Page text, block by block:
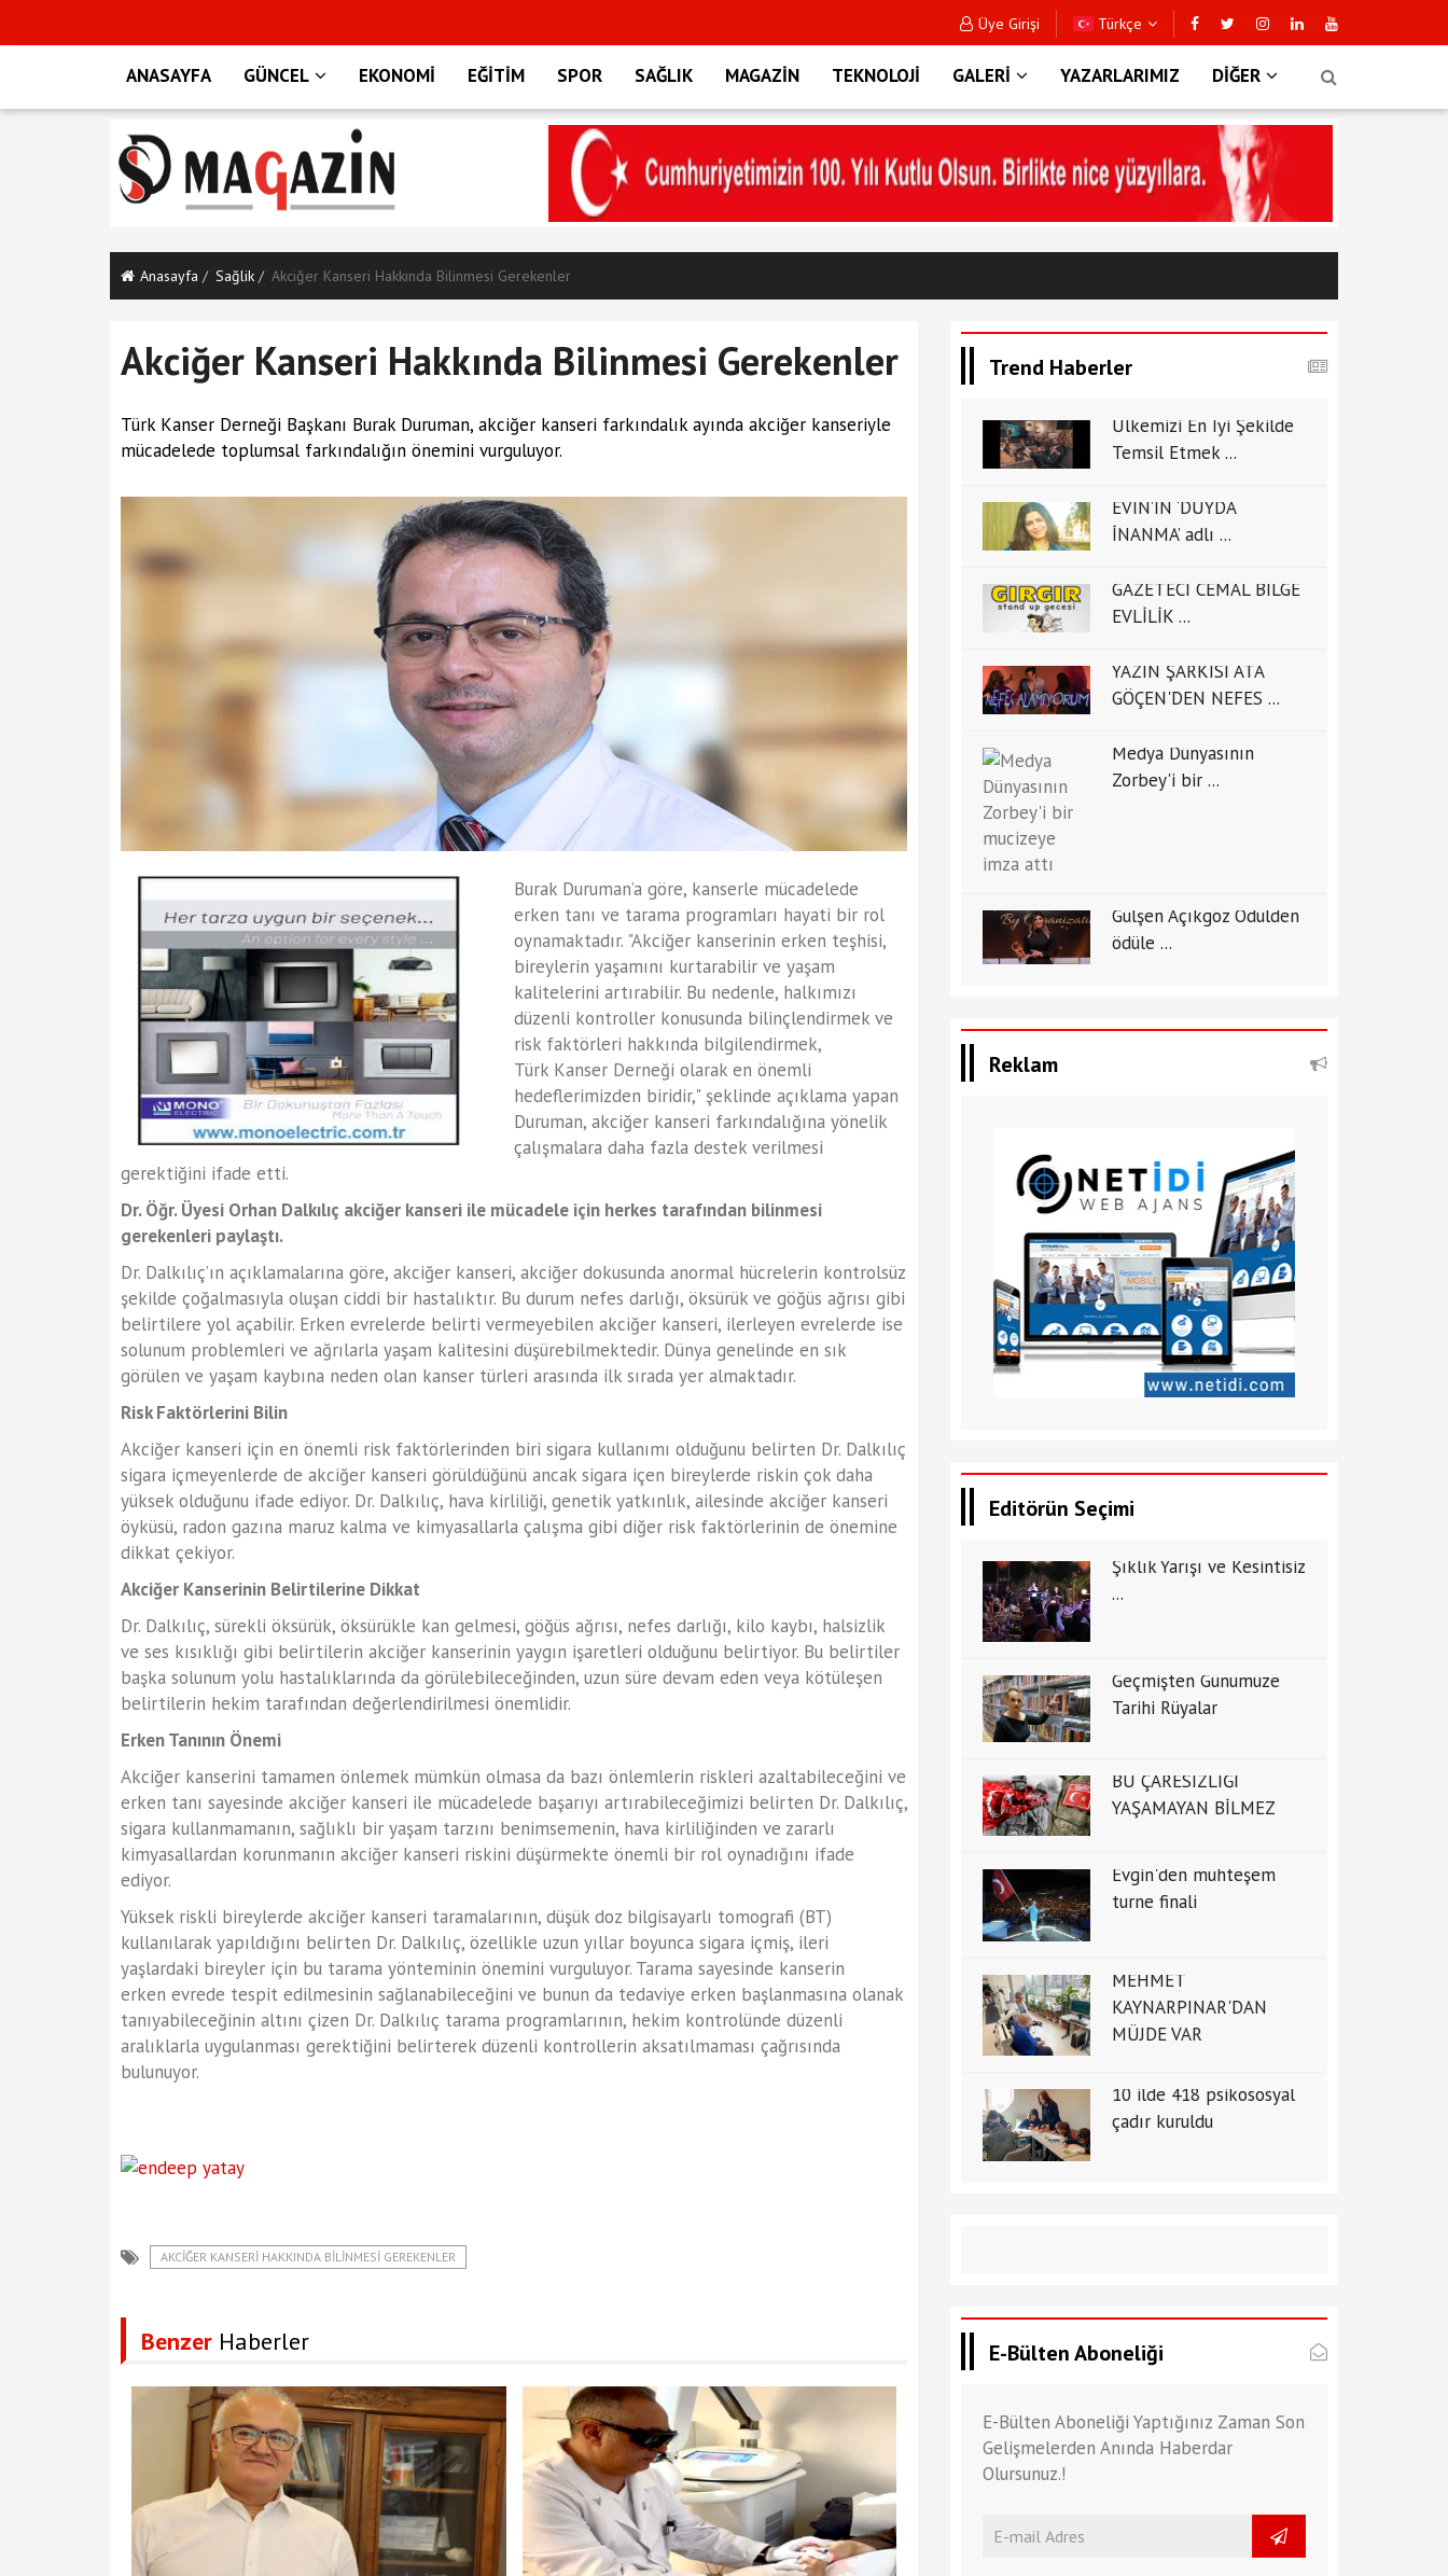
Üye Girişi Türkçe
ANASAYFA GÜNCEL EKONOMİ EĞİTİM SPOR SAĞLIK MAGAZİN TEKNOLOJİ GALERİ YAZARLARIMIZ DİĞER
Anasayfa Sağlik Akciğer Kanseri Hakkında Bilinmesi Gerekenler
Akciğer Kanseri Hakkında Bilinmesi Gerekenler
Türk Kanser Derneği Başkanı Burak Duruman, akciğer kanseri farkındalık ayında akciğer kanseriyle
mücadelede toplumsal farkındalığın önemini vurguluyor.
Burak Duruman’a göre, kanserle mücadelede
erken tanı ve tarama programları hayati bir rol
oynamaktadır. "Akciğer kanserinin erken teşhisi,
bireylerin yaşamını kurtarabilir ve yaşam
kalitelerini artırabilir. Bu nedenle, halkımızı
düzenli kontroller konusunda bilinçlendirmek ve
risk faktörleri hakkında bilgilendirmek,
Türk Kanser Derneği olarak en önemli
hedeflerimizden biridir," şeklinde açıklama yapan
Duruman, akciğer kanseri farkındalığına yönelik
çalışmalara daha fazla destek verilmesi
gerektiğini ifade etti.
Dr. Öğr. Üyesi Orhan Dalkılıç akciğer kanseri ile mücadele için herkes tarafından bilinmesi
gerekenleri paylaştı.
Dr. Dalkılıç’ın açıklamalarına göre, akciğer kanseri, akciğer dokusunda anormal hücrelerin kontrolsüz
şekilde çoğalmasıyla oluşan ciddi bir hastalıktır. Bu durum nefes darlığı, öksürük ve göğüs ağrısı gibi
belirtilere yol açabilir. Erken evrelerde belirti vermeyebilen akciğer kanseri, ilerleyen evrelerde ise
solunum problemleri ve ağrılarla yaşam kalitesini düşürebilmektedir. Dünya genelinde en sık
görülen ve yaşam kaybına neden olan kanser türleri arasında ilk sırada yer almaktadır.
Risk Faktörlerini Bilin
Akciğer kanseri için en önemli risk faktörlerinden biri sigara kullanımı olduğunu belirten Dr. Dalkılıç
sigara içmeyenlerde de akciğer kanseri görüldüğünü ancak sigara içen bireylerde riskin çok daha
yüksek olduğunu ifade ediyor. Dr. Dalkılıç, hava kirliliği, genetik yatkınlık, ailesinde akciğer kanseri
öyküsü, radon gazına maruz kalma ve kimyasallarla çalışma gibi diğer risk faktörlerinin de önemine
dikkat çekiyor.
Akciğer Kanserinin Belirtilerine Dikkat
Dr. Dalkılıç, sürekli öksürük, öksürükle kan gelmesi, göğüs ağrısı, nefes darlığı, kilo kaybı, halsizlik
ve ses kısıklığı gibi belirtilerin akciğer kanserinin yaygın işaretleri olduğunu belirtiyor. Bu belirtiler
başka solunum yolu hastalıklarında da görülebileceğinden, uzun süre devam eden veya kötüleşen
belirtilerin hekim tarafından değerlendirilmesi önemlidir.
Erken Tanının Önemi
Akciğer kanserini tamamen önlemek mümkün olmasa da bazı önlemlerin riskleri azaltabileceğini ve
erken tanı sayesinde akciğer kanseri ile mücadelede başarıyı artırabileceğimizi belirten Dr. Dalkılıç,
sigara kullanmamanın, sağlıklı bir yaşam tarzını benimsemenin, hava kirliliğinden ve zararlı
kimyasallardan korunmanın akciğer kanseri riskini düşürmekte önemli bir rol oynadığını ifade
ediyor.
Yüksek riskli bireylerde akciğer kanseri taramalarının, düşük doz bilgisayarlı tomografi (BT)
kullanılarak yapıldığını belirten Dr. Dalkılıç, özellikle uzun yıllar boyunca sigara içmiş, ileri
yaşlardaki bireyler için bu tarama yönteminin önemini vurguluyor. Tarama sayesinde kanserin
erken evrede tespit edilmesinin sağlanabileceğini ve bunun da tedaviye erken başlanmasına olanak
tanıyabileceğinin altını çizen Dr. Dalkılıç tarama programlarının, hekim kontrolünde düzenli
aralıklarla uygulanması gerektiğini belirterek düzenli kontrollerin aksatılmaması çağrısında
bulunuyor.
AKCIĞER KANSERI HAKKINDA BILINMESI GEREKENLER
Benzer Haberler
Trend Haberler
Ülkemizi En İyi Şekilde
Temsil Etmek ...
EVİN’İN ‘DUYDA
İNANMA’ adlı ...
GAZETECİ CEMAL BİLGE
EVLİLİK ...
YAZIN ŞARKISI ATA
GÖÇEN'DEN NEFES ...
Medya Dünyasının
Zorbey'i bir ...
Gülşen Açıkgöz Ödülden
ödüle ...
Reklam
Editörün Seçimi
Şıklık Yarışı ve Kesintisiz
...
Geçmişten Günümüze
Tarihi Rüyalar
BU ÇARESİZLİĞİ
YAŞAMAYAN BİLMEZ
Evgin'den muhteşem
turne finali
MEHMET
KAYNARPINAR'DAN
MÜJDE VAR
10 ilde 418 psikososyal
çadır kuruldu
E-Bülten Aboneliği
E-Bülten Aboneliği Yaptığınız Zaman Son
Gelişmelerden Anında Haberdar
Olursunuz.!